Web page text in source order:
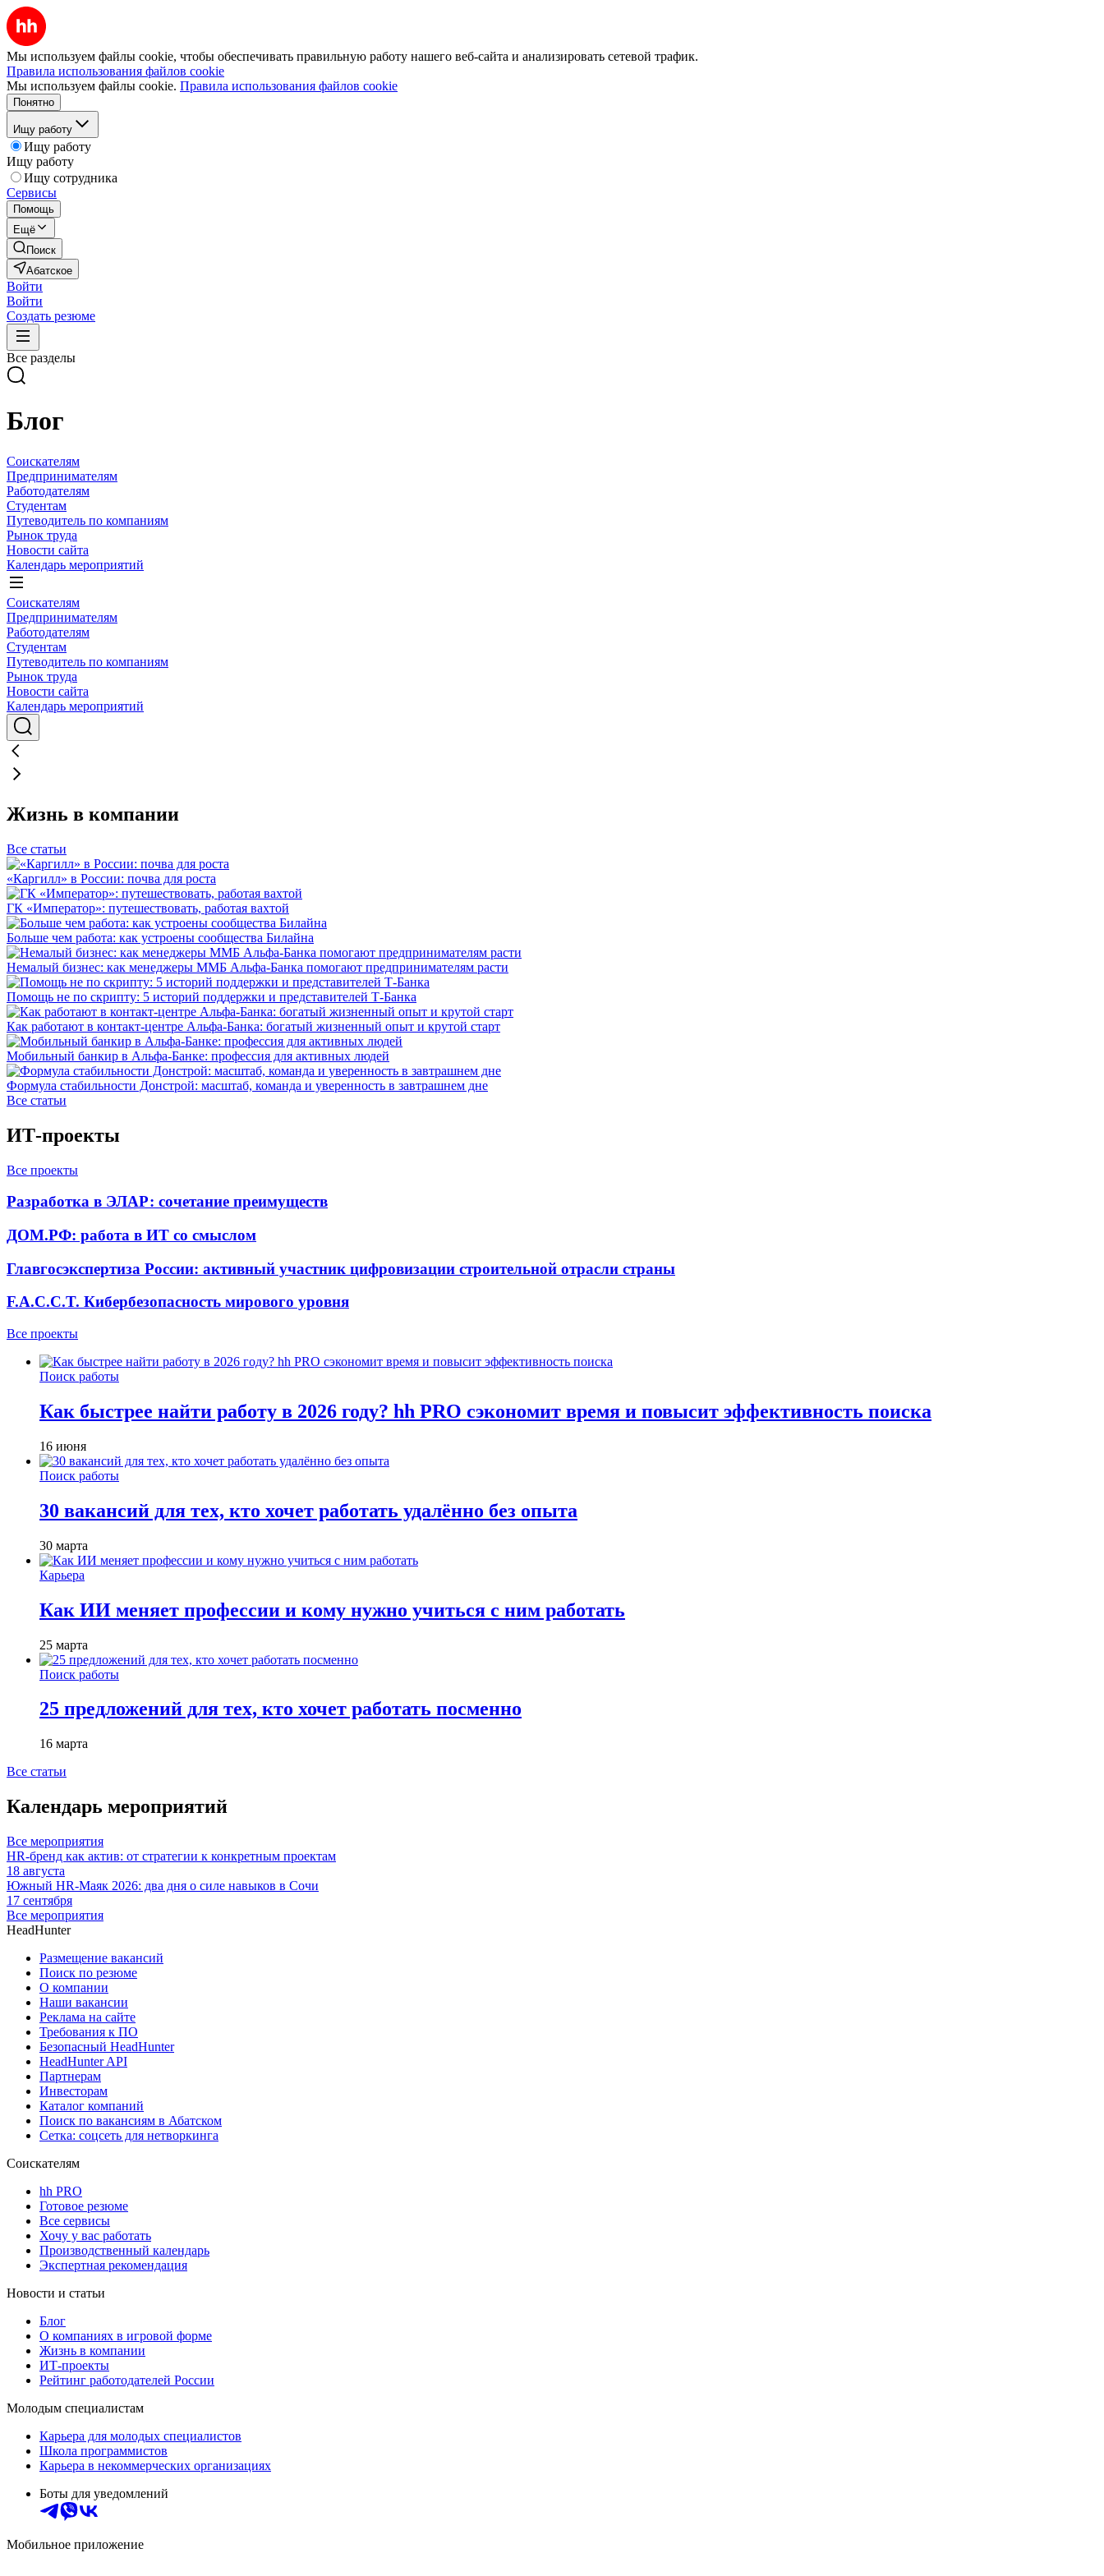
Мы используем файлы cookie, чтобы обеспечивать правильную работу нашего веб-сайта и анализировать сетевой трафик.
Правила использования файлов cookie
Мы используем файлы cookie. Правила использования файлов cookie
Понятно
Ищу работу
Ищу работу
Ищу работу
Ищу сотрудника
Сервисы
Помощь
Ещё
Поиск
Абатское
Войти
Войти
Создать резюме
Все разделы
Блог
Соискателям
Предпринимателям
Работодателям
Студентам
Путеводитель по компаниям
Рынок труда
Новости сайта
Календарь мероприятий
Соискателям
Предпринимателям
Работодателям
Студентам
Путеводитель по компаниям
Рынок труда
Новости сайта
Календарь мероприятий
Жизнь в компании
Все статьи
«Каргилл» в России: почва для роста
ГК «Император»: путешествовать, работая вахтой
Больше чем работа: как устроены сообщества Билайна
Немалый бизнес: как менеджеры ММБ Альфа-Банка помогают предпринимателям расти
Помощь не по скрипту: 5 историй поддержки и представителей Т-Банка
Как работают в контакт-центре Альфа-Банка: богатый жизненный опыт и крутой старт
Мобильный банкир в Альфа-Банке: профессия для активных людей
Формула стабильности Донстрой: масштаб, команда и уверенность в завтрашнем дне
Все статьи
ИТ-проекты
Все проекты
Разработка в ЭЛАР: сочетание преимуществ
ДОМ.РФ: работа в ИТ со смыслом
Главгосэкспертиза России: активный участник цифровизации строительной отрасли страны
F.A.C.C.T. Кибербезопасность мирового уровня
Все проекты
Поиск работы
Как быстрее найти работу в 2026 году? hh PRO сэкономит время и повысит эффективность поиска
16 июня
Поиск работы
30 вакансий для тех, кто хочет работать удалённо без опыта
30 марта
Карьера
Как ИИ меняет профессии и кому нужно учиться с ним работать
25 марта
Поиск работы
25 предложений для тех, кто хочет работать посменно
16 марта
Все статьи
Календарь мероприятий
Все мероприятия
HR-бренд как актив: от стратегии к конкретным проектам
18 августа
Южный HR-Маяк 2026: два дня о силе навыков в Сочи
17 сентября
Все мероприятия
HeadHunter
Размещение вакансий
Поиск по резюме
О компании
Наши вакансии
Реклама на сайте
Требования к ПО
Безопасный HeadHunter
HeadHunter API
Партнерам
Инвесторам
Каталог компаний
Поиск по вакансиям в Абатском
Сетка: соцсеть для нетворкинга
Соискателям
hh PRO
Готовое резюме
Все сервисы
Хочу у вас работать
Производственный календарь
Экспертная рекомендация
Новости и статьи
Блог
О компаниях в игровой форме
Жизнь в компании
ИТ-проекты
Рейтинг работодателей России
Молодым специалистам
Карьера для молодых специалистов
Школа программистов
Карьера в некоммерческих организациях
Боты для уведомлений
Мобильное приложение